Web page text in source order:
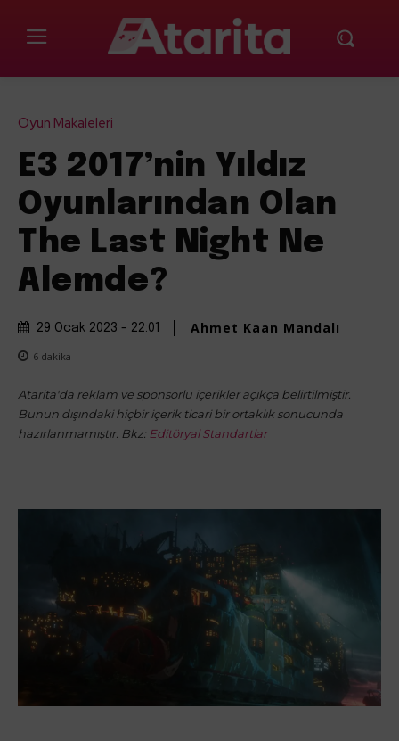
Oyun Makaleleri
E3 2017’nin Yıldız
Oyunlarından Olan
The Last Night Ne
Alemde?
29 Ocak 2023 - 22:01 Ahmet Kaan Mandalı
6 dakika
Atarita'da reklam ve sponsorlu içerikler açıkça belirtilmiştir.
Bunun dışındaki hiçbir içerik ticari bir ortaklık sonucunda
hazırlanmamıştır. Bkz: Editöryal Standartlar